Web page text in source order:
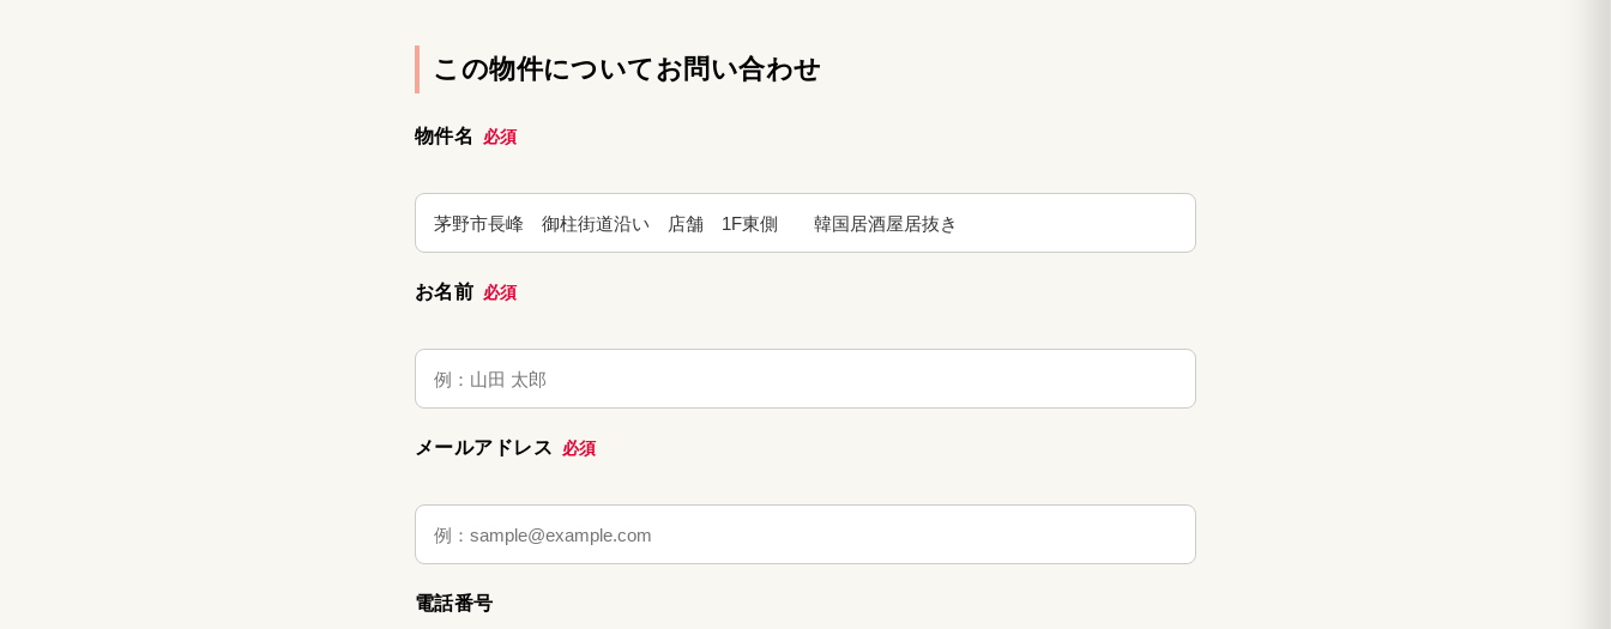
この物件についてお問い合わせ
物件名 必須
お名前 必須
メールアドレス 必須
電話番号